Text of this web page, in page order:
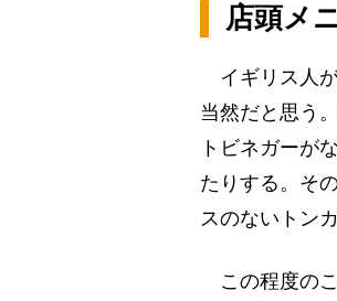
店頭メ
イギリス人
当然だと思う
トビネガーが
たりする。そ
スのないトン
この程度の